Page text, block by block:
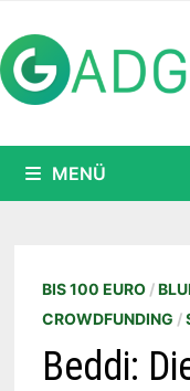
Inhalt
springen
MENÜ
BIS 100 EURO/
CROWDFUNDING /
Beddi: